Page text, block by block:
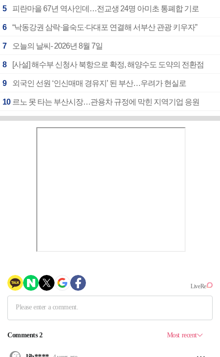
5 피란마을 67년 역사인데…전교생 24명 아미초 통폐합 기로
6 “낙동강권 삼락·을숙도·다대포 연결해 서부산 관광 키우자”
7 오늘의 날씨- 2026년 8월 7일
8 [사설] 해수부 신청사 북항으로 확정, 해양수도 도약의 전환점
9 외국인 선원 ‘인신매매 경유지’ 된 부산…우려가 현실로
10 르노 못 타는 부산시장…관용차 규정에 막힌 지역기업 응원